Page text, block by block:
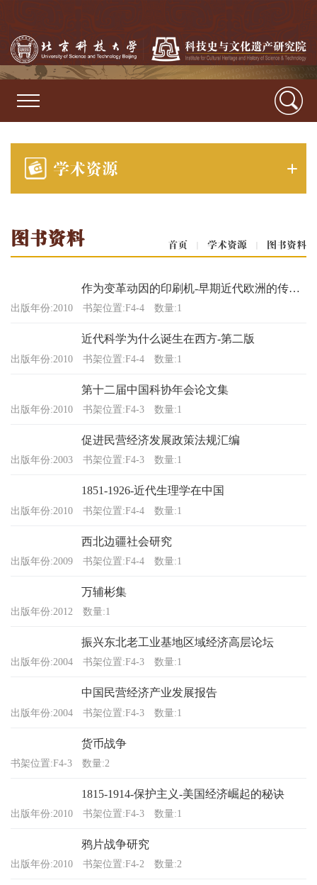
学术资源
首页 | 学术资源 | 图书资料
图书资料
作为变革动因的印刷机-早期近代欧洲的传播与文化变革
出版年份:2010 书架位置:F4-4 数量:1
近代科学为什么诞生在西方-第二版
出版年份:2010 书架位置:F4-4 数量:1
第十二届中国科协年会论文集
出版年份:2010 书架位置:F4-3 数量:1
促进民营经济发展政策法规汇编
出版年份:2003 书架位置:F4-3 数量:1
1851-1926-近代生理学在中国
出版年份:2010 书架位置:F4-4 数量:1
西北边疆社会研究
出版年份:2009 书架位置:F4-4 数量:1
万辅彬集
出版年份:2012 数量:1
振兴东北老工业基地区域经济高层论坛
出版年份:2004 书架位置:F4-3 数量:1
中国民营经济产业发展报告
出版年份:2004 书架位置:F4-3 数量:1
货币战争
书架位置:F4-3 数量:2
1815-1914-保护主义-美国经济崛起的秘诀
出版年份:2010 书架位置:F4-3 数量:1
鸦片战争研究
出版年份:2010 书架位置:F4-2 数量:2